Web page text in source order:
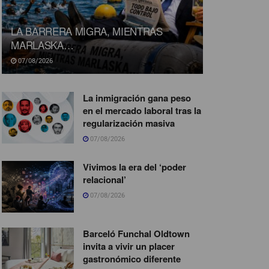
LA BARRERA MIGRA, MIENTRAS
MARLASKA…
07/08/2026
La inmigración gana peso
en el mercado laboral tras la
regularización masiva
07/08/2026
Vivimos la era del ‘poder
relacional’
07/08/2026
Barceló Funchal Oldtown
invita a vivir un placer
gastronómico diferente